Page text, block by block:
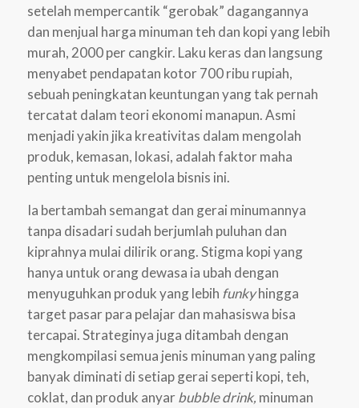
setelah mempercantik “gerobak” dagangannya
dan menjual harga minuman teh dan kopi yang lebih
murah, 2000 per cangkir. Laku keras dan langsung
menyabet pendapatan kotor 700 ribu rupiah,
sebuah peningkatan keuntungan yang tak pernah
tercatat dalam teori ekonomi manapun. Asmi
menjadi yakin jika kreativitas dalam mengolah
produk, kemasan, lokasi, adalah faktor maha
penting untuk mengelola bisnis ini.
Ia bertambah semangat dan gerai minumannya
tanpa disadari sudah berjumlah puluhan dan
kiprahnya mulai dilirik orang. Stigma kopi yang
hanya untuk orang dewasa ia ubah dengan
menyuguhkan produk yang lebih funkyhingga
target pasar para pelajar dan mahasiswa bisa
tercapai. Strateginya juga ditambah dengan
mengkompilasi semua jenis minuman yang paling
banyak diminati di setiap gerai seperti kopi, teh,
coklat, dan produk anyarbubble drink, minuman